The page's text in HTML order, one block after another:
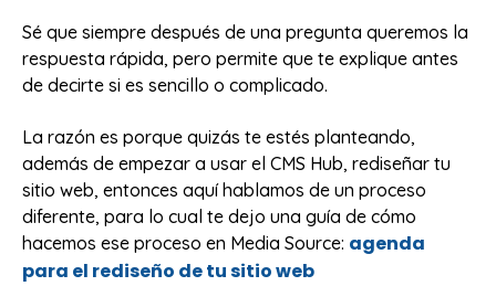
Sé que siempre después de una pregunta queremos la
respuesta rápida, pero permite que te explique antes
de decirte si es sencillo o complicado.
La razón es porque quizás te estés planteando,
además de empezar a usar el CMS Hub, rediseñar tu
sitio web, entonces aquí hablamos de un proceso
diferente, para lo cual te dejo una guía de cómo
hacemos ese proceso en Media Source: agenda
para el rediseño de tu sitio web